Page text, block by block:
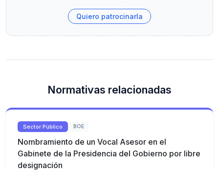
Quiero patrocinarla
Normativas relacionadas
Sector Público BOE
Nombramiento de un Vocal Asesor en el
Gabinete de la Presidencia del Gobierno por libre
designación